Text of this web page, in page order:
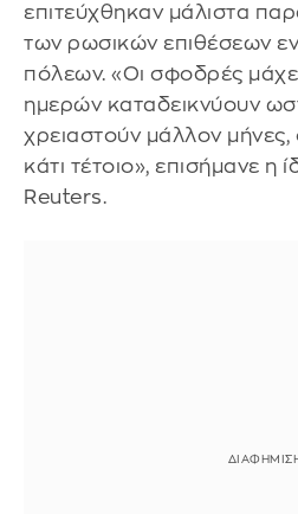
επιτεύχθηκαν μάλιστα
των ρωσικών επιθέσεων
πόλεων. «Οι σφοδρές
ημερών καταδεικνύουν
χρειαστούν μάλλον μήνες,
κάτι τέτοιο», επισήμανε η
Reuters.